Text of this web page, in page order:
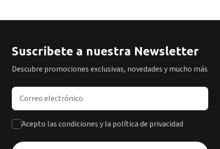
Suscríbete a nuestra Newsletter
Descubre promociones exclusivas, novedades y mucho más
Dirección de correo electrónico
Acepto las condiciones y la política de privacidad